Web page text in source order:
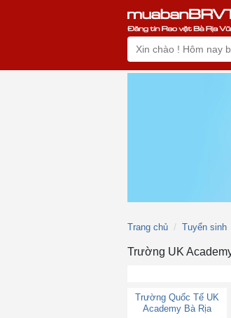
Trang chủ Tuyển sinh
Trường UK
Trường Quốc Tế UK
Academy Bà Rịa